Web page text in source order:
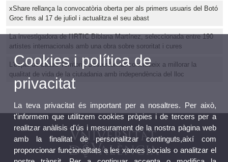
xShare rellança la convocatòria oberta per als primers usuaris del Botó
Groc fins al 17 de juliol i actualitza el seu abast
La investigadora de l’IRTIC Bibiana Martínez, seleccionada entre 190
artistes internacionals amb una obra sobre sororitat i cures
L'espai de dades Territori i Sostenibilitat contribueix a millorar la
qualitat de vida de la ciutadania amb independència del lloc
Cookies i política de
privacitat
La teva privacitat és important per a nosaltres. Per això,
t'informem que utilitzem cookies pròpies i de tercers per a
realitzar anàlisis d'ús i mesurament de la nostra pàgina web
amb la finalitat de personalitzar continguts,així com
proporcionar funcionalitats a les xarxes socials o analitzar el